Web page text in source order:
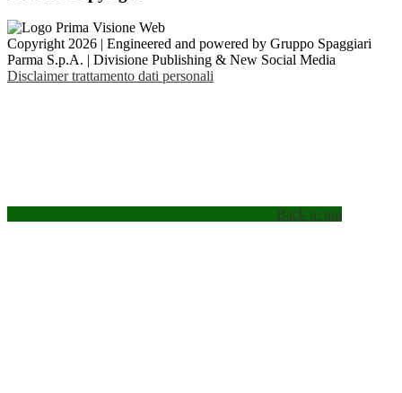
Copyright 2026 | Engineered and powered by Gruppo Spaggiari
Parma S.p.A. | Divisione Publishing & New Social Media
Disclaimer trattamento dati personali
Back to top